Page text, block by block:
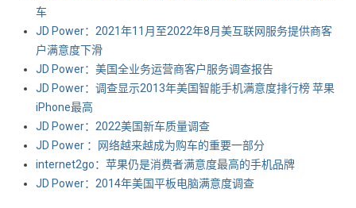
车
JD Power：2021年11月至2022年8月美互联网服务提供商客
户满意度下滑
JD Power：美国全业务运营商客户服务调查报告
JD Power：调查显示2013年美国智能手机满意度排行榜 苹果
iPhone最高
JD Power：2022美国新车质量调查
JD Power ：网络越来越成为购车的重要一部分
internet2go：苹果仍是消费者满意度最高的手机品牌
JD Power：2014年美国平板电脑满意度调查